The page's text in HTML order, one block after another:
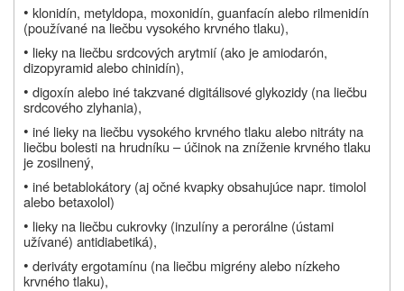
• klonidín, metyldopa, moxonidín, guanfacín alebo rilmenidín
(používané na liečbu vysokého krvného tlaku),
• lieky na liečbu srdcových arytmií (ako je amiodarón,
dizopyramid alebo chinidín),
• digoxín alebo iné takzvané digitálisové glykozidy (na liečbu
srdcového zlyhania),
• iné lieky na liečbu vysokého krvného tlaku alebo nitráty na
liečbu bolesti na hrudníku – účinok na zníženie krvného tlaku
je zosilnený,
• iné betablokátory (aj očné kvapky obsahujúce napr. timolol
alebo betaxolol)
• lieky na liečbu cukrovky (inzulíny a perorálne (ústami
užívané) antidiabetiká),
• deriváty ergotamínu (na liečbu migrény alebo nízkeho
krvného tlaku),